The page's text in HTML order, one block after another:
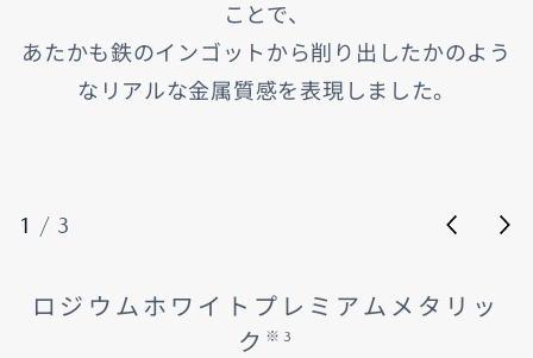
ことで、
あたかも鉄のインゴットから削り出したかのよう
なリアルな金属質感を表現しました。
1 / 3
ロジウムホワイトプレミアムメタリッ
ク ※3